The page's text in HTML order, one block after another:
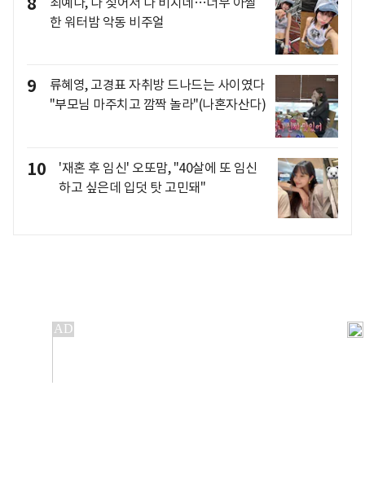
한 워터밤 악동 비주얼
9
류혜영, 고경표 자취방 드나드는 사이였다
"부모님 마주치고 깜짝 놀라"(나혼자산다)
10
'재혼 후 임신' 오또맘, "40살에 또 임신
하고 싶은데 입덧 탓 고민돼"